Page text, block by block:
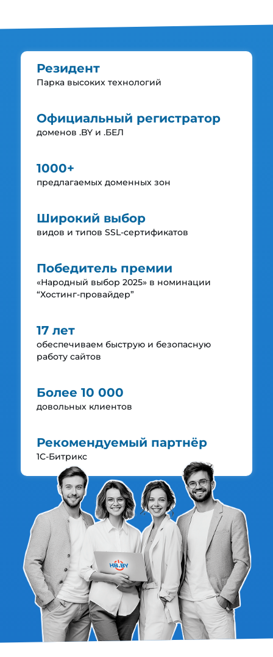
Резидент
Паркавысоких технологий
Официальный регистратор
доменов .BY и .БЕЛ
1000+
предлагаемых доменных зон
Широкий выбор
видов и типов SSL-сертификатов
Победитель премии
«Народный выбор 2025»в номинации
“Хостинг-провайдер”
17 лет
обеспечиваем быструю и безопасную
работу сайтов
Более 10 000
довольных клиентов
Рекомендуемый партнёр
1С-Битрикс